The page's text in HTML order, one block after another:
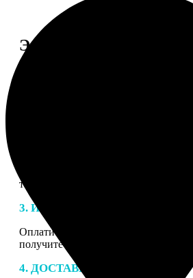
Этапы работы
специалисты могут связаться с
телефону или email для согласования
3. ИЗГОТОВЛЕНИЕ
Оплатите заказ банковской картой.
получите подтверждение на email с
4. ДОСТАВКА И ОПЛАТА